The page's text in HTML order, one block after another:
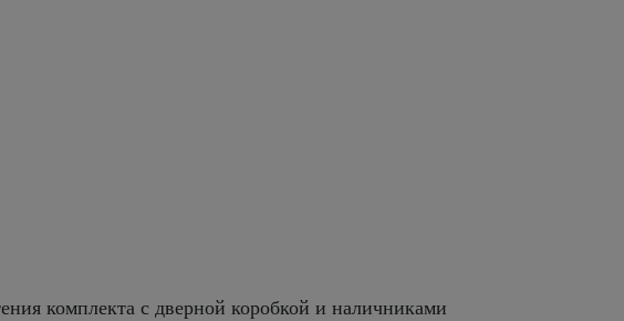
комплекта с дверной коробкой и наличниками